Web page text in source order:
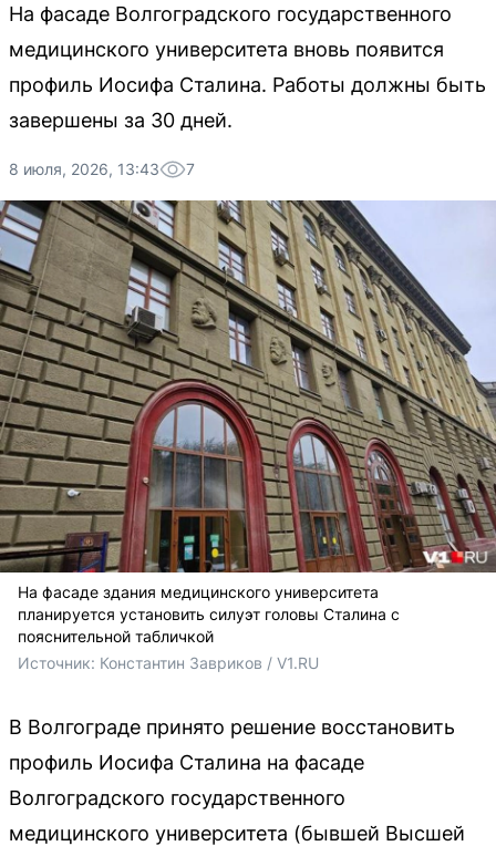
На фасаде Волгоградского государственного
медицинского университета вновь появится
профиль Иосифа Сталина. Работы должны быть
завершены за 30 дней.
8 июля, 2026, 13:43 7
На фасаде здания медицинского университета
планируется установить силуэт головы Сталина с
пояснительной табличкой
Источник: Константин Завриков / V1.RU
В Волгограде принято решение восстановить
профиль Иосифа Сталина на фасаде
Волгоградского государственного
медицинского университета (бывшей Высшей